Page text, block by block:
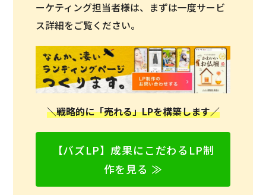
ーケティング担当者様は、まずは一度サービ
ス詳細をご覧ください。
＼戦略的に「売れる」LPを構築します／
【バズLP】成果にこだわるLP制
作を見る ≫